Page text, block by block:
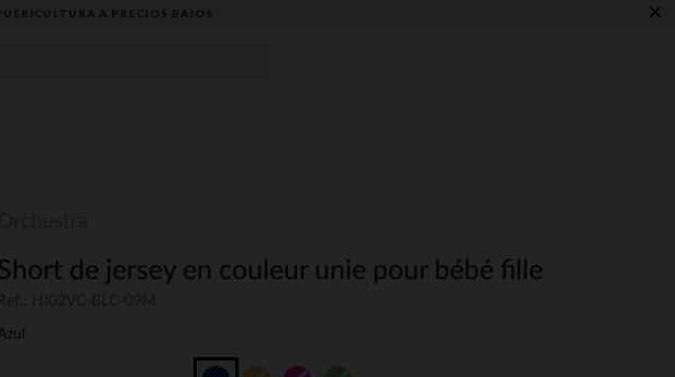
A PRECIOS BAJOS ×
de jersey en couleur unie pour bébé fille